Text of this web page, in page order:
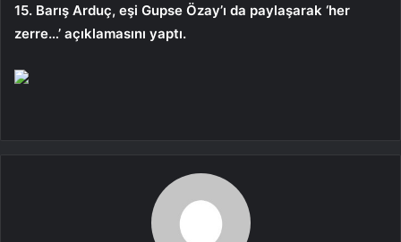
15. Barış Arduç, eşi Gupse Özay’ı da paylaşarak ‘her
zerre…’ açıklamasını yaptı.